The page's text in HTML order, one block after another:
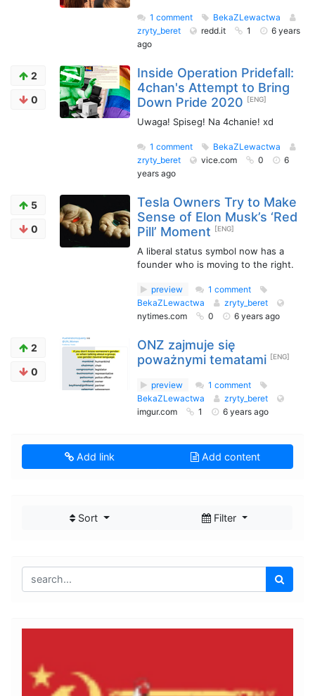
1 comment
BekaZLewactwa
zryty_beret
redd.it 1
6 years
ago
2
0
Inside Operation Pridefall:
4chan's Attempt to Bring
Down Pride 2020 [ENG]
Uwaga! Spiseg! Na 4chanie! xd
1 comment
BekaZLewactwa
zryty_beret
vice.com 0
6
years ago
5
0
Tesla Owners Try to Make
Sense of Elon Musk’s ‘Red
Pill’ Moment [ENG]
A liberal status symbol now has a
founder who is moving to the right.
preview
1 comment
BekaZLewactwa
zryty_beret
nytimes.com
0 6 years ago
2
0
ONZ zajmuje się
poważnymi tematami [ENG]
preview
1 comment
BekaZLewactwa
zryty_beret
imgur.com
1 6 years ago
Add link Add content
Sort Filter